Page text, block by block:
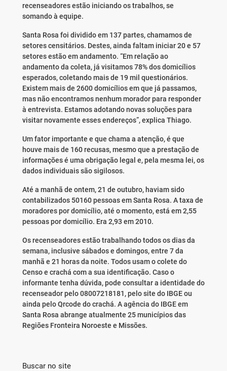
recenseadores estão iniciando os trabalhos, se
somando à equipe.
Santa Rosa foi dividido em 137 partes, chamamos de
setores censitários. Destes, ainda faltam iniciar 20 e 57
setores estão em andamento. “Em relação ao
andamento da coleta, já visitamos 78% dos domicílios
esperados, coletando mais de 19 mil questionários.
Existem mais de 2600 domicílios em que já passamos,
mas não encontramos nenhum morador para responder
à entrevista. Estamos adotando novas soluções para
visitar novamente esses endereços”, explica Thiago.
Um fator importante e que chama a atenção, é que
houve mais de 160 recusas, mesmo que a prestação de
informações é uma obrigação legal e, pela mesma lei, os
dados individuais são sigilosos.
Até a manhã de ontem, 21 de outubro, haviam sido
contabilizados 50160 pessoas em Santa Rosa. A taxa de
moradores por domicílio, até o momento, está em 2,55
pessoas por domicílio. Era 2,93 em 2010.
Os recenseadores estão trabalhando todos os dias da
semana, inclusive sábados e domingos, entre 7 da
manhã e 21 horas da noite. Todos usam o colete do
Censo e crachá com a sua identificação. Caso o
informante tenha dúvida, pode consultar a identidade do
recenseador pelo 08007218181, pelo site do IBGE ou
ainda pelo Qrcode do crachá. A agência do IBGE em
Santa Rosa abrange atualmente 25 municípios das
Regiões Fronteira Noroeste e Missões.
Buscar no site